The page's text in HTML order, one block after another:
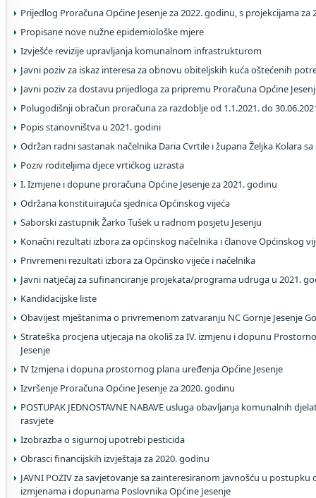
Prijedlog Proračuna Općine Jesenje za 2022. godinu, s projekcijama za
Propisane nove nužne epidemiološke mjere
Izvješće revizije upravljanja komunalnom infrastrukturom
Javni poziv za iskaz interesa za obnovu obiteljskih kuća oštećenih
Javni poziv za dostavu prijedloga za pripremu Proračuna Općine
Polugodišnji obračun proračuna za razdoblje od 1.1.2021. do
Popis stanovništva u 2021. godini
Održan radni sastanak načelnika Daria Cvrtile i župana Željka Kolara
Poziv roditeljima djece vrtićkog uzrasta
I. Izmjene i dopune proračuna Općine Jesenje za 2021. godinu
Održana konstituirajuća sjednica Općinskog vijeća
Saborski zastupnik Žarko Tušek u radnom posjetu Jesenju
Konačni rezultati izbora za općinskog načelnika i članove Općinskog
Privremeni rezultati izbora za Općinsko vijeće i načelnika
Javni natječaj za sufinanciranje projekata/programa udruga u 2021.
Kandidacijske liste
Obavijest mještanima o privremenom zatvaranju NC Gornje Jesenje
Strateška procjena utjecaja na okoliš za IV. izmjenu i dopunu
Jesenje
IV Izmjena i dopuna prostornog plana uređenja Općine Jesenje
Izvršenje Proračuna Općine Jesenje za 2020. godinu
POSTUPAK JEDNOSTAVNE NABAVE usluga obavljanja komunalnih
rasvjete
Izobrazba o sigurnoj upotrebi pesticida
Obrasci financijskih izvještaja za 2020. godinu
JAVNI POZIV za savjetovanje sa zainteresiranom javnošću u
izmjenama i dopunama Poslovnika Općine Jesenje